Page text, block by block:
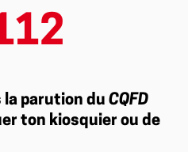
la parution du CQFD
ton kiosquier ou de